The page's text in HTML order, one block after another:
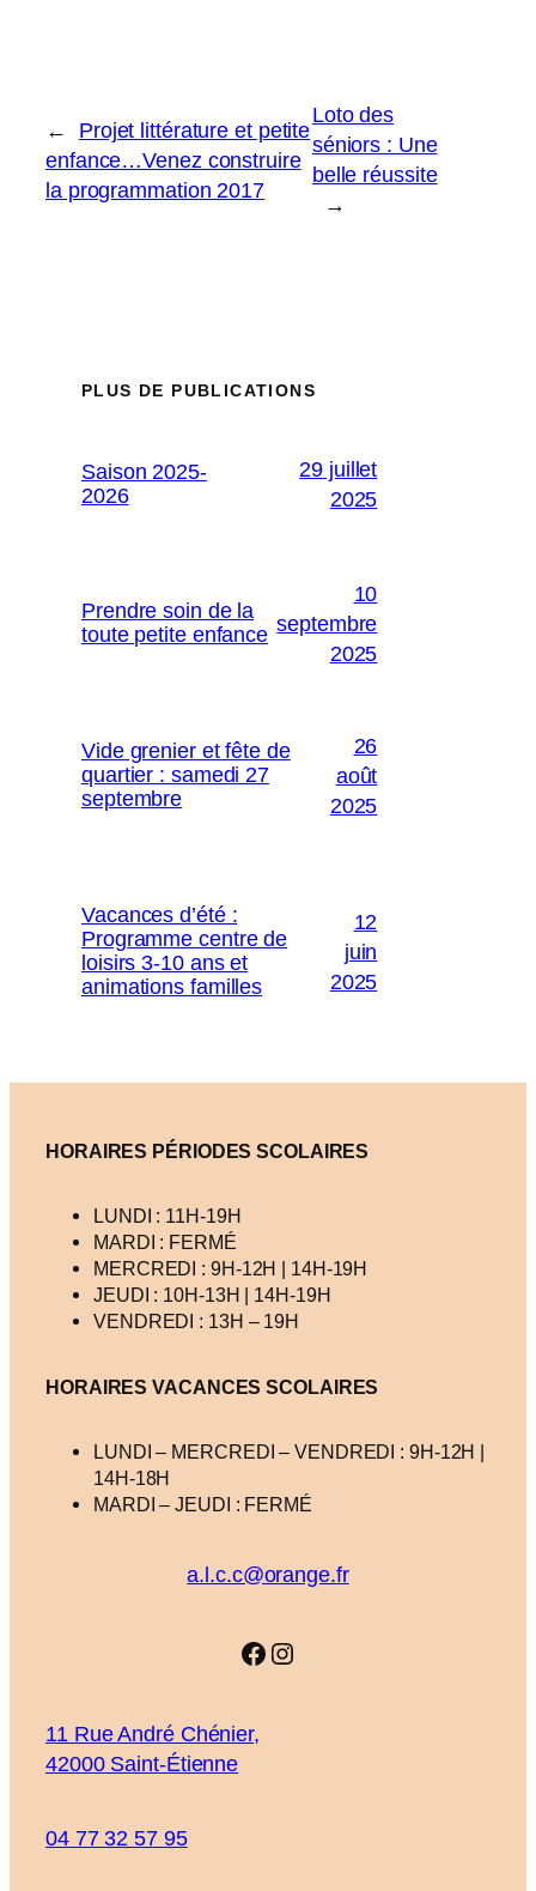
←
Projet littérature et petite
enfance…Venez construire
la programmation 2017
Loto des
séniors : Une
belle réussite
→
PLUS DE PUBLICATIONS
Saison 2025-
2026
29 juillet
2025
Prendre soin de la
toute petite enfance
10
septembre
2025
Vide grenier et fête de
quartier : samedi 27
septembre
26
août
2025
Vacances d’été :
Programme centre de
loisirs 3-10 ans et
animations familles
12
juin
2025
HORAIRES PÉRIODES SCOLAIRES
LUNDI : 11H-19H
MARDI : FERMÉ
MERCREDI : 9H-12H | 14H-19H
JEUDI : 10H-13H | 14H-19H
VENDREDI : 13H – 19H
HORAIRES VACANCES SCOLAIRES
LUNDI – MERCREDI – VENDREDI : 9H-12H |
14H-18H
MARDI – JEUDI : FERMÉ
a.l.c.c@orange.fr
Facebook Instagram
11 Rue André Chénier,
42000 Saint-Étienne
04 77 32 57 95